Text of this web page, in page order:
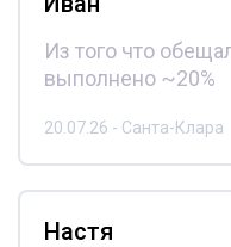
Из того что
выполнено ~20%
20.07.26 - Санта-Клара
Настя